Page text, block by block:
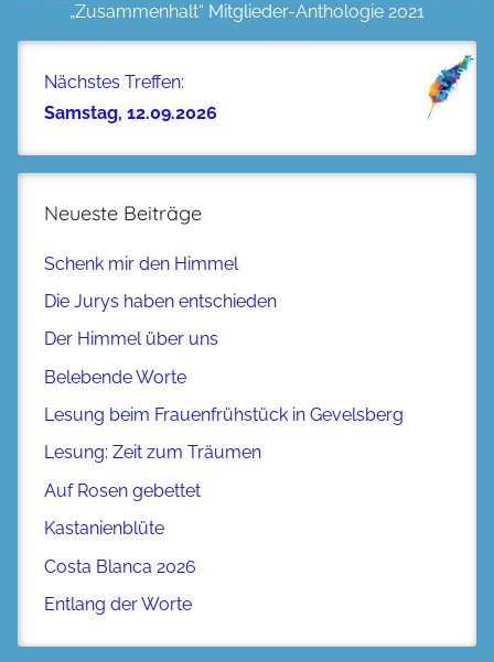
„Zusammenhalt“ Mitglieder-Anthologie 2021
Nächstes Treffen:
Samstag, 12.09.2026
Neueste Beiträge
Schenk mir den Himmel
Die Jurys haben entschieden
Der Himmel über uns
Belebende Worte
Lesung beim Frauenfrühstück in Gevelsberg
Lesung: Zeit zum Träumen
Auf Rosen gebettet
Kastanienblüte
Costa Blanca 2026
Entlang der Worte